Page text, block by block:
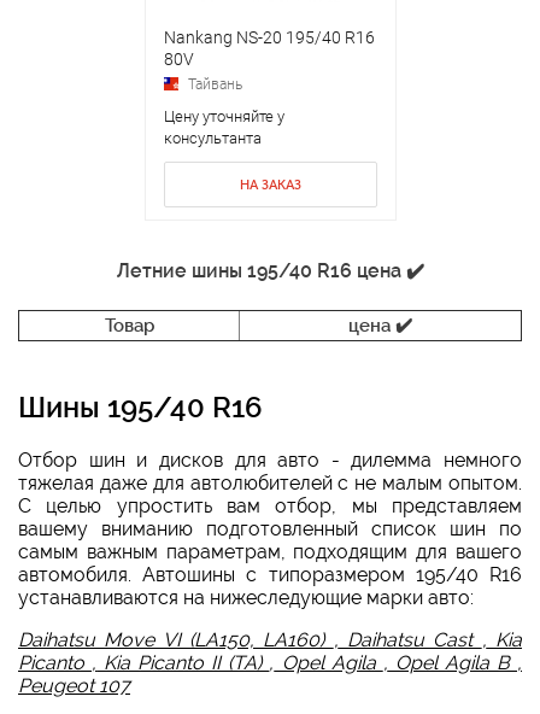
Nankang NS-20 195/40 R16
80V
Тайвань
Цену уточняйте у
консультанта
НА ЗАКАЗ
Летние шины 195/40 R16 цена ✔️
Товар цена ✔️
Шины 195/40 R16
Отбор шин и дисков для авто - дилемма немного
тяжелая даже для автолюбителей с не малым опытом.
С целью упростить вам отбор, мы представляем
вашему вниманию подготовленный список шин по
самым важным параметрам, подходящим для вашего
автомобиля. Автошины с типоразмером 195/40 R16
устанавливаются на нижеследующие марки авто:
Daihatsu Move VI (LA150, LA160) , Daihatsu Cast , Kia
Picanto , Kia Picanto II (TA) , Opel Agila , Opel Agila B ,
Peugeot 107